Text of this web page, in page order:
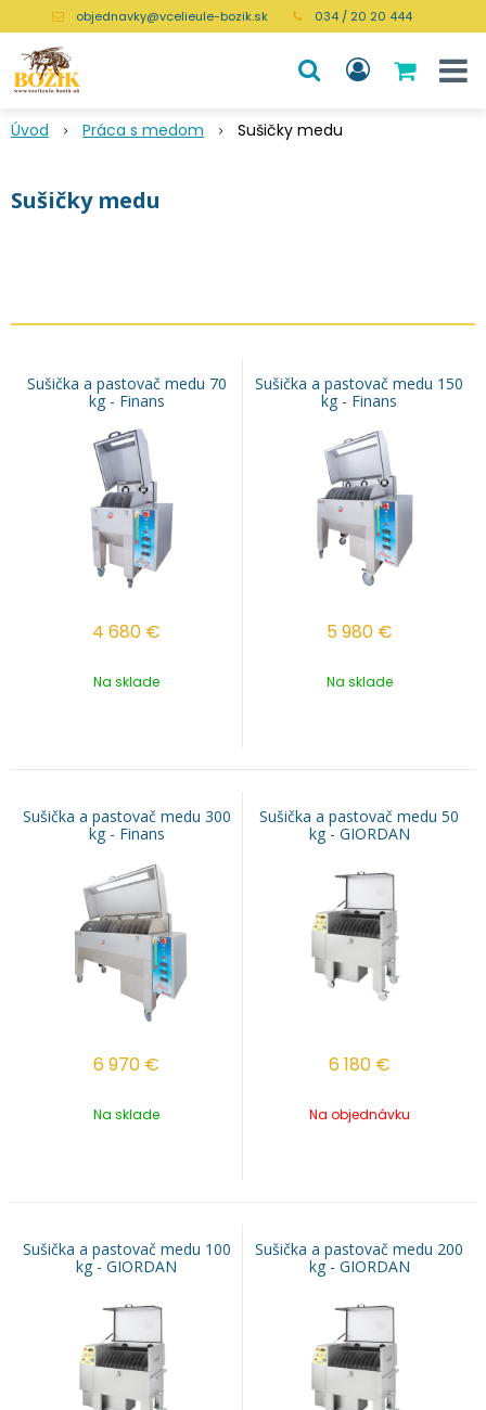
objednavky@vcelieule-bozik.sk 034 / 20 20 444
Úvod Práca s medom Sušičky medu
Sušičky medu
Sušička a pastovač medu 70
kg - Finans
4 680 €
Na sklade
Sušička a pastovač medu 150
kg - Finans
5 980 €
Na sklade
Sušička a pastovač medu 300
kg - Finans
6 970 €
Na sklade
Sušička a pastovač medu 50
kg - GIORDAN
6 180 €
Na objednávku
Sušička a pastovač medu 100
kg - GIORDAN
Sušička a pastovač medu 200
kg - GIORDAN